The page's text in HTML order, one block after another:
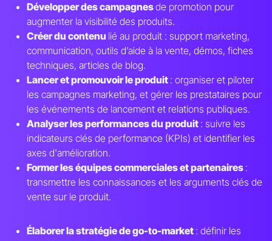
Développer des campagnesde promotion pour
augmenter la visibilité des produits.
Créer du contenu lié au produit : support marketing,
communication, outils d’aide à la vente, démos, fiches
techniques, articles de blog.
Lancer et promouvoir le produit : organiser et piloter
les campagnes marketing, et gérer les prestataires pour
les événements de lancement et relations publiques.
Analyser les performances du produit : suivre les
indicateurs clés de performance (KPIs) et identifier les
axes d'amélioration.
Former les équipes commerciales et partenaires :
transmettre les connaissances et les arguments clés de
vente sur le produit.
Élaborer la stratégie de go-to-market : définir les